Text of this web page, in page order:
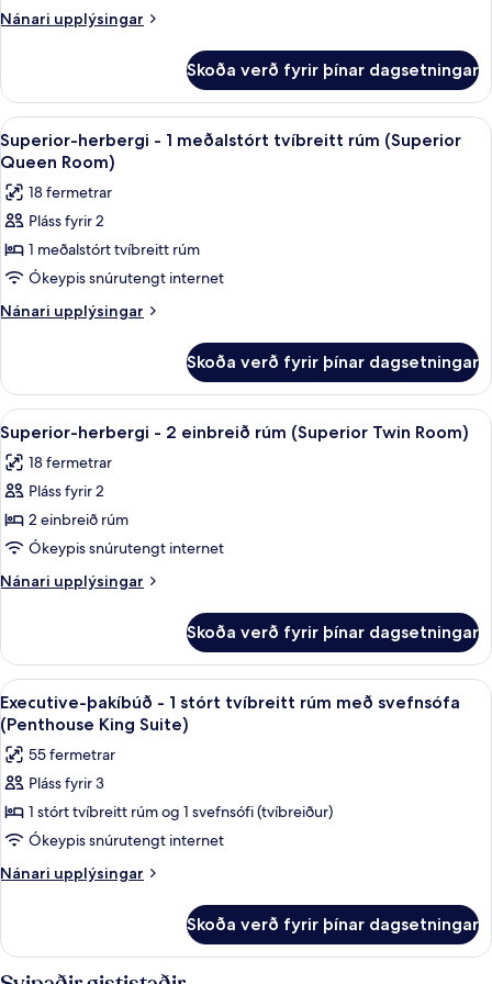
1
rúm
með
svefnsófa
(Executive
King
Room)
Nánari upplýsingar
Nánari
herbergi
1
stórt
rúm
með
svefnsófa
(Executive
King
Skoða verð fyrir þínar dagsetningar
Skoða
allar
myndir
fyrir
Superior-
herbergi
-
1
rúm
(Superior
Queen
Room)
Superior-herbergi - 1 meðalstórt
9
Superior-herbergi - 1 meðalstórt tvíbreitt rúm (Superior
Queen Room)
18 fermetrar
Pláss fyrir 2
1 meðalstórt tvíbreitt rúm
Ókeypis snúrutengt internet
Nánari upplýsingar
Nánari
herbergi
1
meðalstórt
tvíbreitt
rúm
Queen
Room)
Skoða verð fyrir þínar dagsetningar
Skoða
allar
myndir
fyrir
Superior-
herbergi
-
2
rúm
(Superior
Twin
Room)
Rúmföt af bestu gerð, öryggishólf í
8
Superior-herbergi - 2 einbreið rúm (Superior Twin Room)
18 fermetrar
Pláss fyrir 2
2 einbreið rúm
Ókeypis snúrutengt internet
Nánari upplýsingar
Nánari
herbergi
2
einbreið
rúm
(Superior
Twin
Skoða verð fyrir þínar dagsetningar
Skoða
allar
myndir
fyrir
Executive-
þakíbúð
-
1
rúm
Executive-þakíbúð - 1 stórt tvíbreitt
22
Executive-þakíbúð - 1 stórt tvíbreitt rúm með svefnsófa
(Penthouse King Suite)
55 fermetrar
Pláss fyrir 3
1 stórt tvíbreitt rúm og 1 svefnsófi (tvíbreiður)
Ókeypis snúrutengt internet
Nánari upplýsingar
Nánari
þakíbúð
Skoða verð fyrir þínar dagsetningar